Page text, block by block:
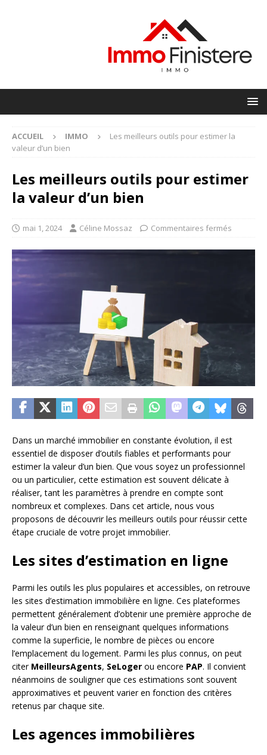
ACCUEIL IMMO
Les meilleurs outils pour estimer la
valeur d’un bien
Les meilleurs outils pour estimer
la valeur d’un bien
mai 1, 2024 Céline Mossaz Commentaires fermés
Dans un marché immobilier en constante évolution, il est
essentiel de disposer d’outils fiables et performants pour
estimer la valeur d’un bien. Que vous soyez un professionnel
ou un particulier, cette estimation est souvent délicate à
réaliser, tant les paramètres à prendre en compte sont
nombreux et complexes. Dans cet article, nous vous
proposons de découvrir les meilleurs outils pour réussir cette
étape cruciale de votre projet immobilier.
Les sites d’estimation en ligne
Parmi les outils les plus populaires et accessibles, on retrouve
les sites d’estimation immobilière en ligne. Ces plateformes
permettent généralement d’obtenir une première approche de
la valeur d’un bien en renseignant quelques informations
comme la superficie, le nombre de pièces ou encore
l’emplacement du logement. Parmi les plus connus, on peut
citer MeilleursAgents, SeLoger ou encore PAP. Il convient
néanmoins de souligner que ces estimations sont souvent
approximatives et peuvent varier en fonction des critères
retenus par chaque site.
Les agences immobilières